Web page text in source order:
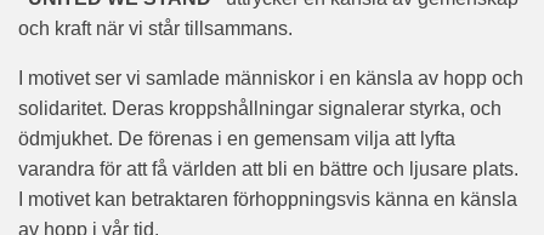
och kraft när vi står tillsammans.
I motivet ser vi samlade människor i en känsla av hopp och
solidaritet. Deras kroppshållningar signalerar styrka, och
ödmjukhet. De förenas i en gemensam vilja att lyfta
varandra för att få världen att bli en bättre och ljusare plats.
I motivet kan betraktaren förhoppningsvis känna en känsla
av hopp i vår tid.